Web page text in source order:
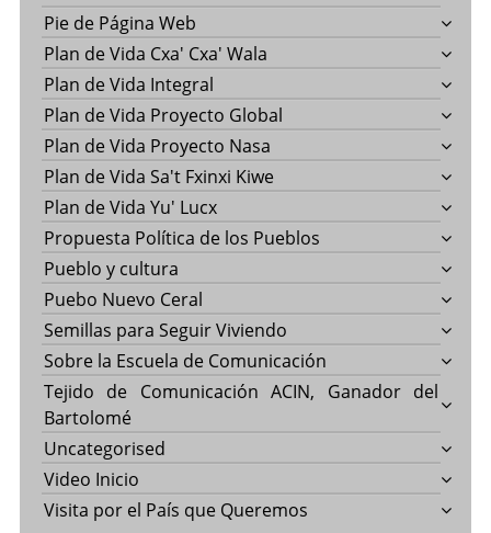
Pie de Página Web
Plan de Vida Cxa' Cxa' Wala
Plan de Vida Integral
Plan de Vida Proyecto Global
Plan de Vida Proyecto Nasa
Plan de Vida Sa't Fxinxi Kiwe
Plan de Vida Yu' Lucx
Propuesta Política de los Pueblos
Pueblo y cultura
Puebo Nuevo Ceral
Semillas para Seguir Viviendo
Sobre la Escuela de Comunicación
Tejido de Comunicación ACIN, Ganador del
Bartolomé
Uncategorised
Video Inicio
Visita por el País que Queremos